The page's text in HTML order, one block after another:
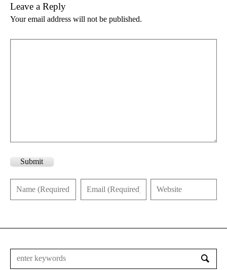
Leave a Reply
Your email address will not be published.
Submit